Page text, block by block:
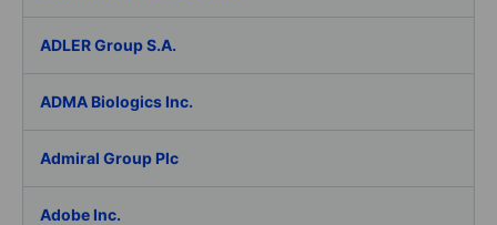
ADLER Group S.A.
ADMA Biologics Inc.
Admiral Group Plc
Adobe Inc.